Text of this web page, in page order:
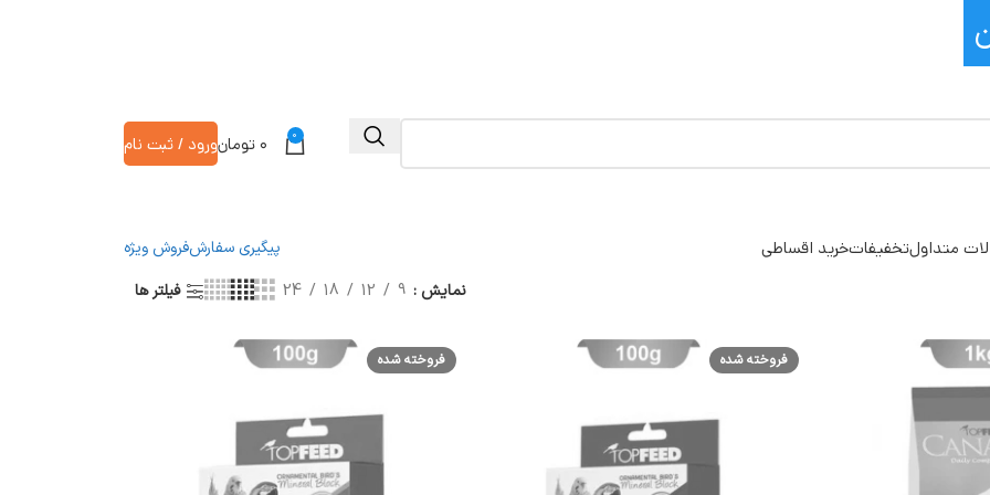
0 ۰تومانورود / ثبت نام
متداولتخفیفاتخرید اقساطی پیگیری سفارشفروش ویژه
نمایش 9
12
18
24 فیلتر ها
فروخته شده فروخته شده